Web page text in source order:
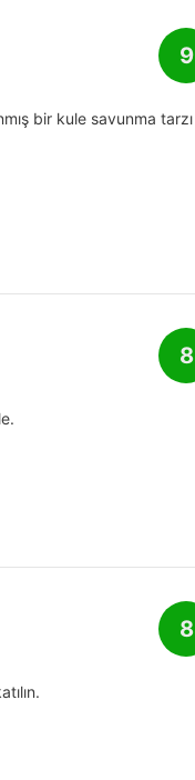
9
bir kule savunma tarzı
8
8